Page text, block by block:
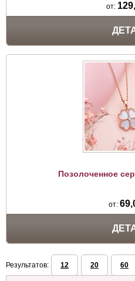
от:
Позолоченное
от:
Результатов: 12 20 60